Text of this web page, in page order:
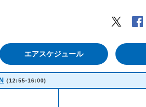
Twitter
エアスケジュール
(12:55-16:00)